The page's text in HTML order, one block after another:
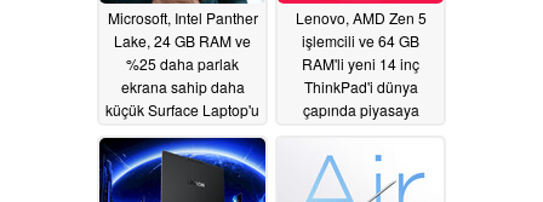
Microsoft, Intel Panther
Lake, 24 GB RAM ve
%25 daha parlak
ekrana sahip daha
küçük Surface Laptop'u
piyasaya sürdü
05/20/2026
Lenovo, AMD Zen 5
işlemcili ve 64 GB
RAM'li yeni 14 inç
ThinkPad'i dünya
çapında piyasaya